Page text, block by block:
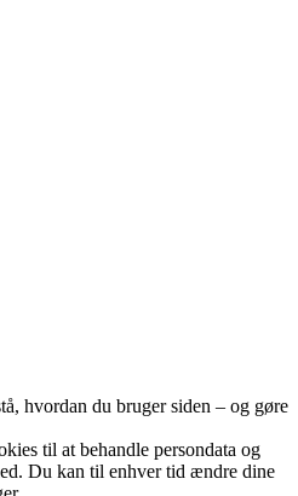
hvordan du bruger siden – og gøre
til at behandle persondata og
Du kan til enhver tid ændre dine